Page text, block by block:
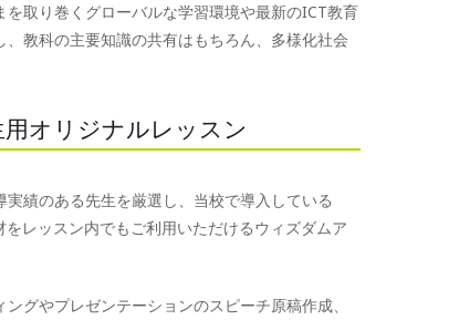
取り巻くグローバルな学習環境や最新のICT教育
教科の主要知識の共有はもちろん、多様化社会
オリジナルレッスン
績のある先生を厳選し、当校で導入している
レッスン内でもご利用いただけるウィズダムア
グやプレゼンテーションのスピーチ原稿作成、